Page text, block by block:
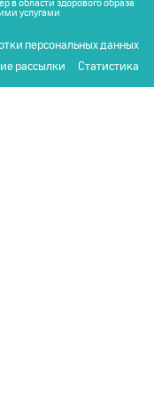
в области здорового образа
услугами
персональных данных
рассылки
Статистика